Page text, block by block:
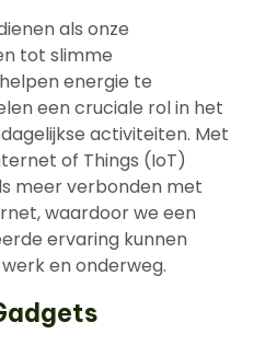
als onze
tot slimme
energie te
een cruciale rol in het
activiteiten. Met
of Things (IoT)
meer verbonden met
waardoor we een
ervaring kunnen
en onderweg.